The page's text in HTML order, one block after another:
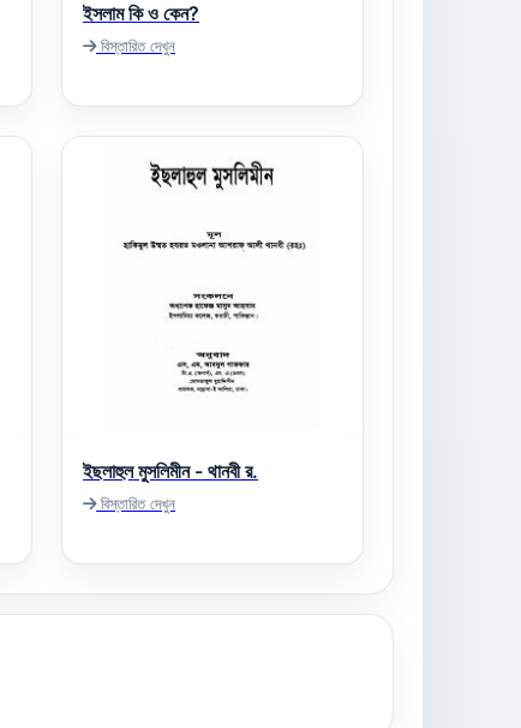
ইসলাম কি ও কেন?
বিস্তারিত দেখুন
ইছলাহুল মুসলিমীন - থানবী র.
বিস্তারিত দেখুন